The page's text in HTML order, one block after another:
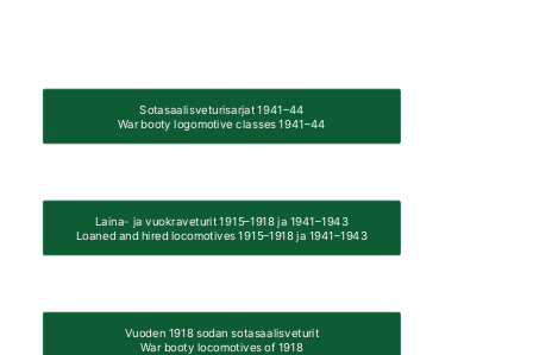
Sotasaalisveturisarjat 1941–44
War booty logomotive classes 1941–44
Laina- ja vuokraveturit 1915–1918 ja 1941–1943
Loaned and hired locomotives 1915–1918 ja 1941–1943
Vuoden 1918 sodan sotasaalisveturit
War booty locomotives of 1918